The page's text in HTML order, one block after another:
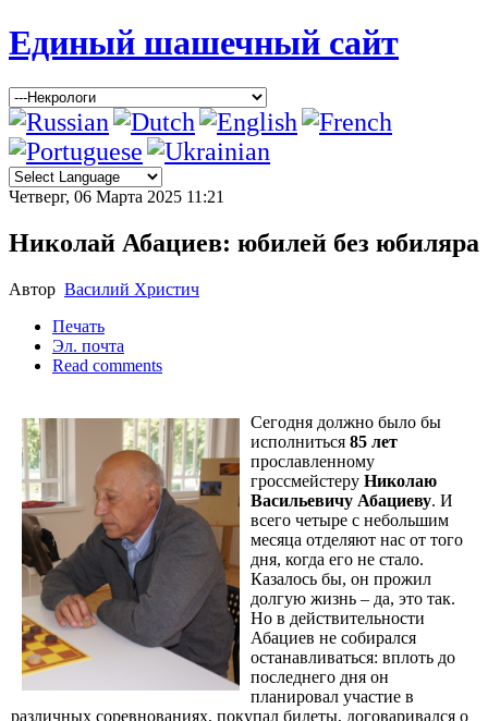
Единый шашечный сайт
Четверг, 06 Марта 2025 11:21
Николай Абациев: юбилей без юбиляра
Автор Василий Христич
Печать
Эл. почта
Read comments
Сегодня должно было бы
исполниться 85 лет
прославленному
гроссмейстеру Николаю
Васильевичу Абациеву. И
всего четыре с небольшим
месяца отделяют нас от того
дня, когда его не стало.
Казалось бы, он прожил
долгую жизнь – да, это так.
Но в действительности
Абациев не собирался
останавливаться: вплоть до
последнего дня он
планировал участие в
различных соревнованиях, покупал билеты, договаривался о